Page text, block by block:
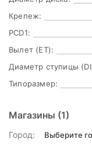
Крепеж:
PCD1:
Вылет (ET):
Диаметр ступицы
Типоразмер:
Магазины (1)
Город: